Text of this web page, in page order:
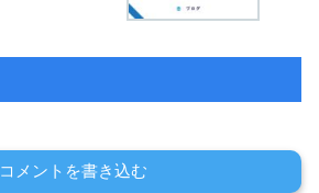
コメントを書き込む